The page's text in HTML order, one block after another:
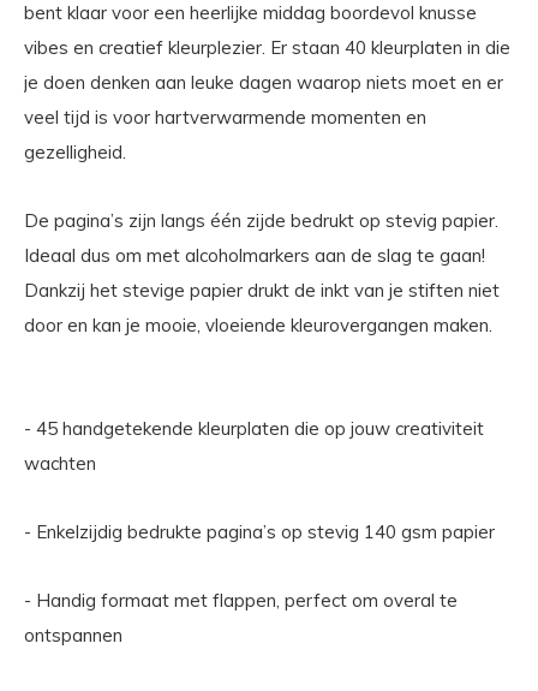
bent klaar voor een heerlijke middag boordevol knusse
vibes en creatief kleurplezier. Er staan 40 kleurplaten in die
je doen denken aan leuke dagen waarop niets moet en er
veel tijd is voor hartverwarmende momenten en
gezelligheid.
De pagina’s zijn langs één zijde bedrukt op stevig papier.
Ideaal dus om met alcoholmarkers aan de slag te gaan!
Dankzij het stevige papier drukt de inkt van je stiften niet
door en kan je mooie, vloeiende kleurovergangen maken.
- 45 handgetekende kleurplaten die op jouw creativiteit
wachten
- Enkelzijdig bedrukte pagina’s op stevig 140 gsm papier
- Handig formaat met flappen, perfect om overal te
ontspannen